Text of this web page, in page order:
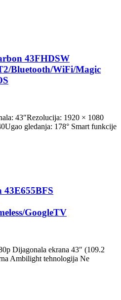
43FHDSW
Bluetooth/WiFi/Magic
43″Rezolucija: 1920 × 1080
gledanja: 178° Smart funkcije
43E655BFS
GoogleTV
Dijagonala ekrana 43″ (109.2
Ambilight tehnologija Ne